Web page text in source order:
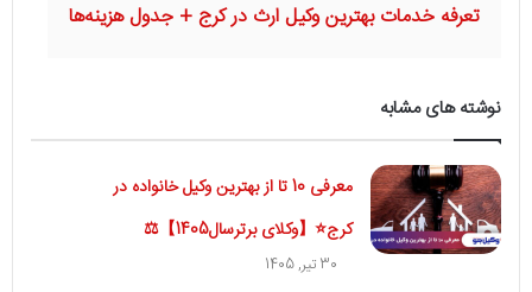
تعرفه خدمات بهترین وکیل ارث در کرج + جدول هزینه‌ها
نوشته های مشابه
معرفی 10 تا از بهترین وکیل خانواده در
کرج⭐【وکلای برترسال1405】⚖️
30 تیر, 1405